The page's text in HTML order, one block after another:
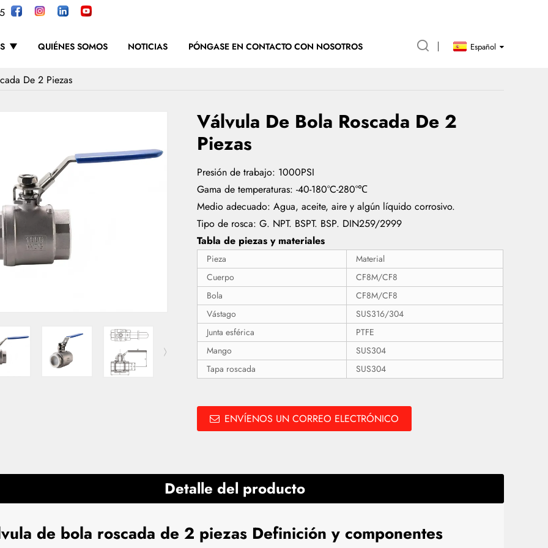
QUIÉNES SOMOS NOTICIAS PÓNGASE EN CONTACTO CON NOSOTROS Español
De 2 Piezas
Válvula De Bola Roscada De 2
Piezas
Presión de trabajo: 1000PSI
Gama de temperaturas: -40-180°C-280°℃
Medio adecuado: Agua, aceite, aire y algún líquido corrosivo.
Tipo de rosca: G. NPT. BSPT. BSP. DIN259/2999
Tabla de piezas y materiales
Pieza
Material
Cuerpo
CF8M/CF8
Bola
CF8M/CF8
Vástago
SUS316/304
Junta esférica
PTFE
Mango
SUS304
Tapa roscada
SUS304
ENVÍENOS UN CORREO ELECTRÓNICO
Detalle del producto
de bola roscada de 2 piezas Definición y componentes